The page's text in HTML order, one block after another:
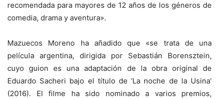
recomendada para mayores de 12 años de los géneros de
comedia, drama y aventura».
Mazuecos Moreno ha añadido que «se trata de una
película argentina, dirigida por Sebastián Borensztein,
cuyo guion es una adaptación de la obra original de
Eduardo Sacheri bajo el título de ‘La noche de la Usina’
(2016). El filme ha sido nominado a varios premios,